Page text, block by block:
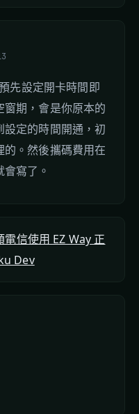
先設定開卡時間即
期，會是你原本的
定的時間開通，初
。然後攜碼費用在
寫了。
信使用 EZ Way 正
Dev